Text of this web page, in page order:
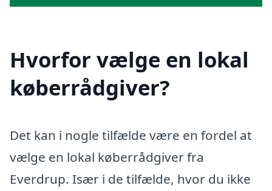
Hvorfor vælge en lokal
køberrådgiver?
Det kan i nogle tilfælde være en fordel at
vælge en lokal køberrådgiver fra
Everdrup. Især i de tilfælde, hvor du ikke